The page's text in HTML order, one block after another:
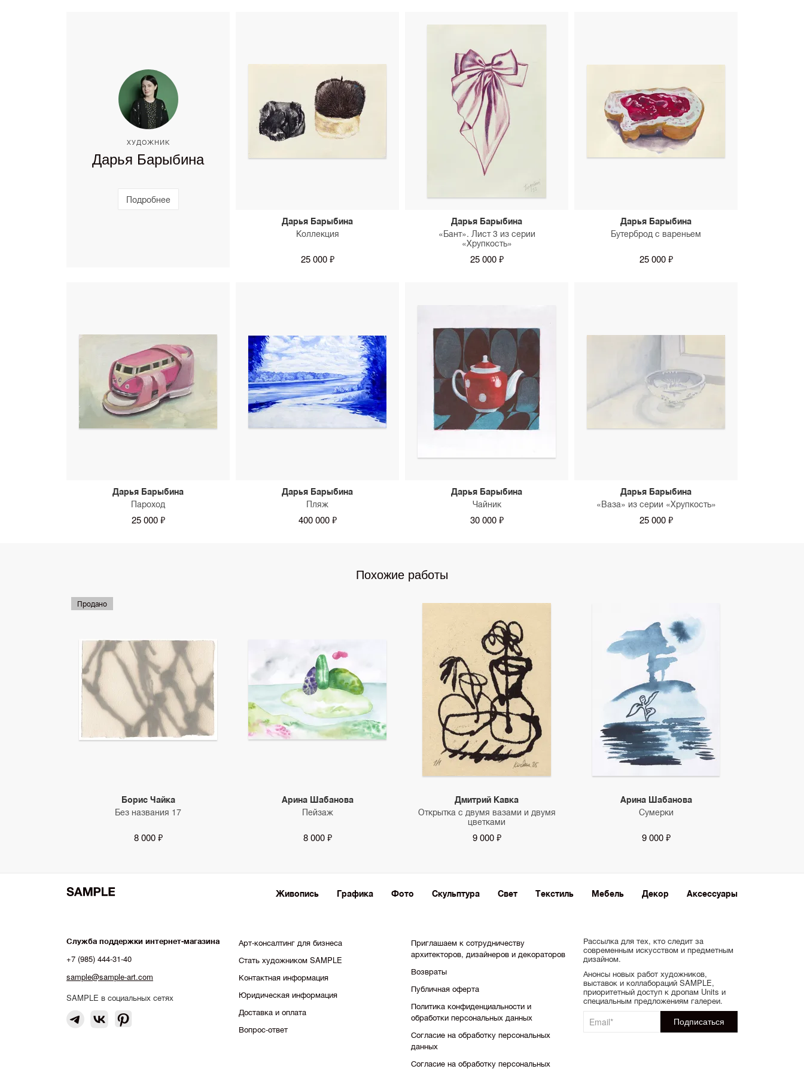
ХУДОЖНИК
Дарья Барыбина
Подробнее
Дарья Барыбина
Коллекция
25 000 ₽
Дарья Барыбина
«Бант». Лист 3 из серии
«Хрупкость»
25 000 ₽
Дарья Барыбина
Бутерброд с вареньем
25 000 ₽
Дарья Барыбина
Пароход
25 000 ₽
Дарья Барыбина
Пляж
400 000 ₽
Дарья Барыбина
Чайник
30 000 ₽
Дарья Барыбина
«Ваза» из серии «Хрупкость»
25 000 ₽
Похожие работы
Продано
Борис Чайка
Без названия 17
8 000 ₽
Арина Шабанова
Пейзаж
8 000 ₽
Дмитрий Кавка
Открытка с двумя вазами и двумя
цветками
9 000 ₽
Арина Шабанова
Сумерки
9 000 ₽
Живопись Графика Фото Скульптура Свет Текстиль Мебель Декор Аксессуары
Служба поддержки интернет-магазина
+7 (985) 444-31-40
sample@sample-art.com
SAMPLE в социальных сетях
Арт-консалтинг для бизнеса
Стать художником SAMPLE
Контактная информация
Юридическая информация
Доставка и оплата
Вопрос-ответ
Приглашаем к сотрудничеству
архитекторов, дизайнеров и декораторов
Возвраты
Публичная оферта
Политика конфиденциальности и
обработки персональных данных
Согласие на обработку персональных
данных
Согласие на обработку персональных
Рассылка для тех, кто следит за
современным искусством и предметным
дизайном.
Анонсы новых работ художников,
выставок и коллабораций SAMPLE,
приоритетный доступ к дропам Units и
специальным предложениям галереи.